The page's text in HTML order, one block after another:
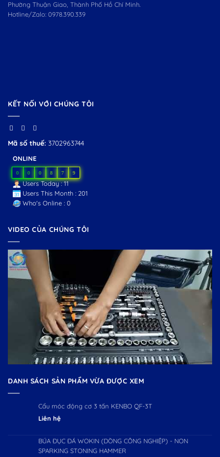
Phường Thuận Giao, Thành Phố Hồ Chí Minh.
Hotline/Zalo: 0978.390.339
KẾT NỐI VỚI CHÚNG TÔI
Mã số thuế: 3702963744
ONLINE
0 0 0 8 7 9
Users Today : 11
Users This Month : 201
Who's Online : 0
VIDEO CỦA CHÚNG TÔI
DANH SÁCH SẢN PHẨM VỪA ĐƯỢC XEM
Cẩu móc động cơ 3 tấn KENBO QF-3T
Liên hệ
BÚA ĐỤC ĐÁ WOKIN (DÒNG CÔNG NGHIỆP) - NON
SPARKING STONING HAMMER